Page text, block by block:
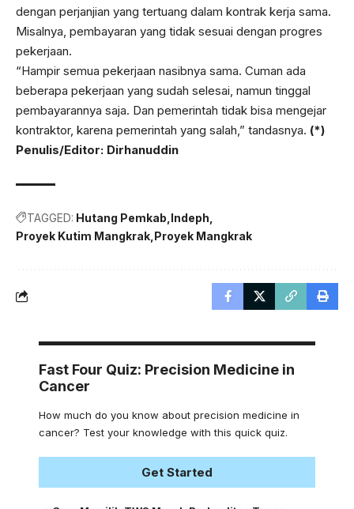
dengan perjanjian yang tertuang dalam kontrak kerja sama.
Misalnya, pembayaran yang tidak sesuai dengan progres
pekerjaan.
“Hampir semua pekerjaan nasibnya sama. Cuman ada
beberapa pekerjaan yang sudah selesai, namun tinggal
pembayarannya saja. Dan pemerintah tidak bisa mengejar
kontraktor, karena pemerintah yang salah,” tandasnya. (*)
Penulis/Editor: Dirhanuddin
TAGGED: Hutang Pemkab Indeph
Proyek Kutim Mangkrak Proyek Mangkrak
Fast Four Quiz: Precision Medicine in
Cancer
How much do you know about precision medicine in
cancer? Test your knowledge with this quick quiz.
Get Started